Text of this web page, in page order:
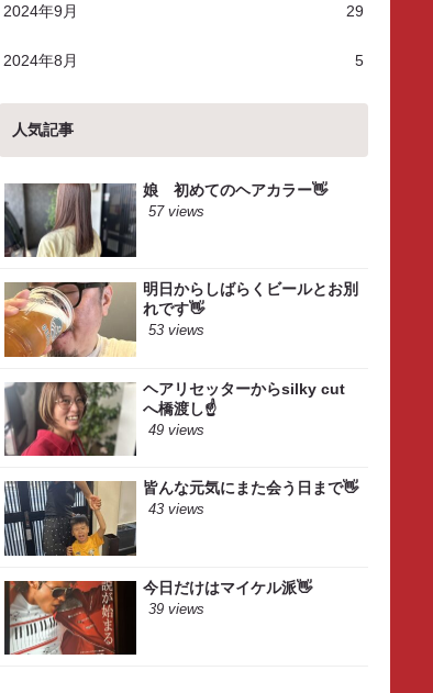
2024年9月 29
2024年8月 5
人気記事
娘 初めてのヘアカラー👋
57 views
明日からしばらくビールとお別
れです👋
53 views
ヘアリセッターからsilky cut
へ橋渡し☝️
49 views
皆んな元気にまた会う日まで👋
43 views
今日だけはマイケル派👋
39 views